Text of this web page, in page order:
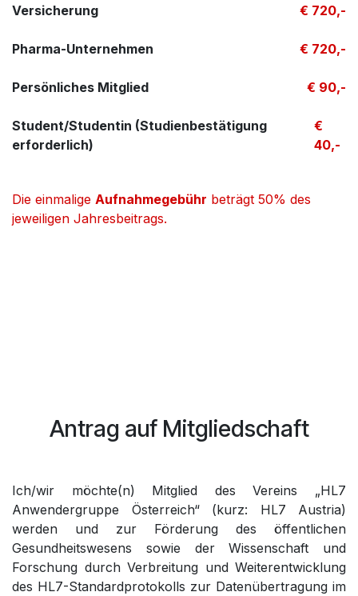
Versicherung € 720,-
Pharma-Unternehmen € 720,-
Persönliches Mitglied € 90,-
Student/Studentin (Studienbestätigung
erforderlich)
€
40,-
Die einmalige Aufnahmegebühr beträgt 50% des
jeweiligen Jahresbeitrags.
Antrag auf Mitgliedschaft
Ich/wir möchte(n) Mitglied des Vereins „HL7
Anwendergruppe Österreich“ (kurz: HL7 Austria)
werden und zur Förderung des öffentlichen
Gesundheitswesens sowie der Wissenschaft und
Forschung durch Verbreitung und Weiterentwicklung
des HL7-Standardprotokolls zur Datenübertragung im